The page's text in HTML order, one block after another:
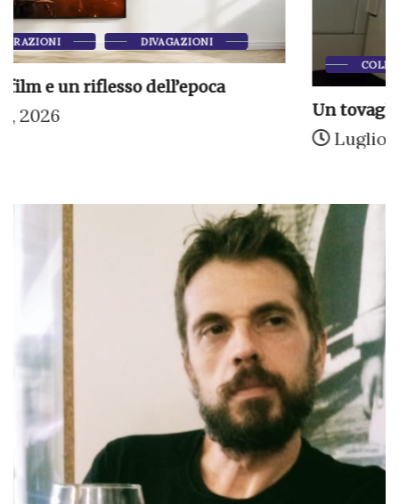
COLLABORAZIONI NARRAZIONI
Un tovagliolo pieno di ciliegie